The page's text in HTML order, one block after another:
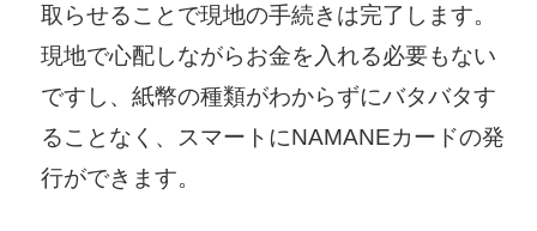
取らせることで現地の手続きは完了します。
現地で心配しながらお金を入れる必要もない
ですし、紙幣の種類がわからずにバタバタす
ることなく、スマートにNAMANEカードの発
行ができます。